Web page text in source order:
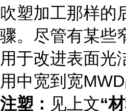
吹塑加工那样的
骤。尽管有某些
用于改进表面光
用中宽到宽MWD
注塑： 见上文“